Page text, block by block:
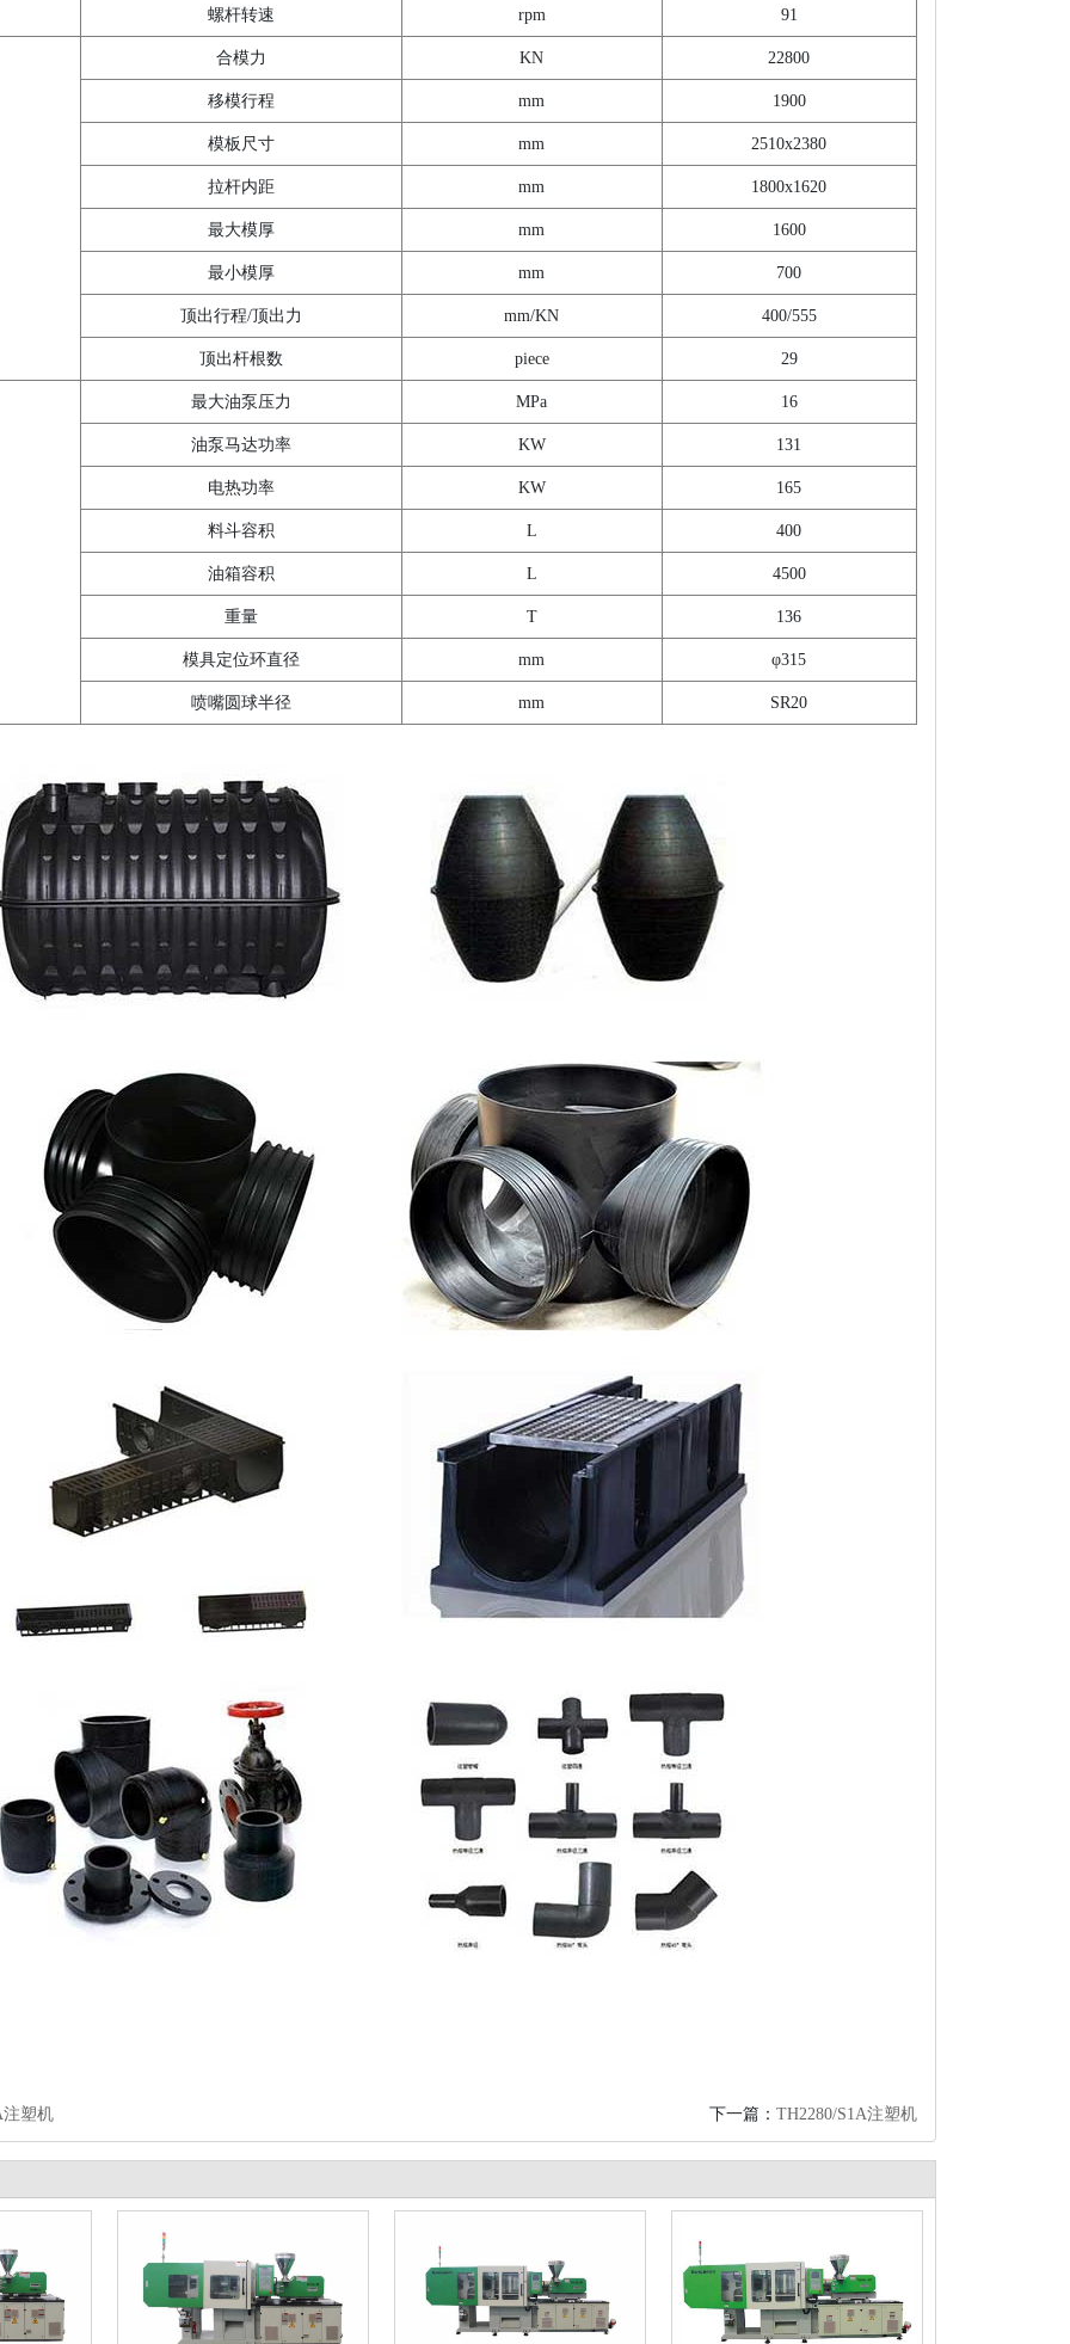
螺杆转速 rpm 91
合模力 KN 22800
移模行程 mm 1900
模板尺寸 mm 2510x2380
拉杆内距 mm 1800x1620
最大模厚 mm 1600
最小模厚 mm 700
顶出行程/顶出力 mm/KN 400/555
顶出杆根数 piece 29
最大油泵压力 MPa 16
油泵马达功率 KW 131
电热功率 KW 165
料斗容积 L 400
油箱容积 L 4500
重量 T 136
模具定位环直径 mm φ315
喷嘴圆球半径 mm SR20
注塑机 下一篇： TH2280/S1A注塑机